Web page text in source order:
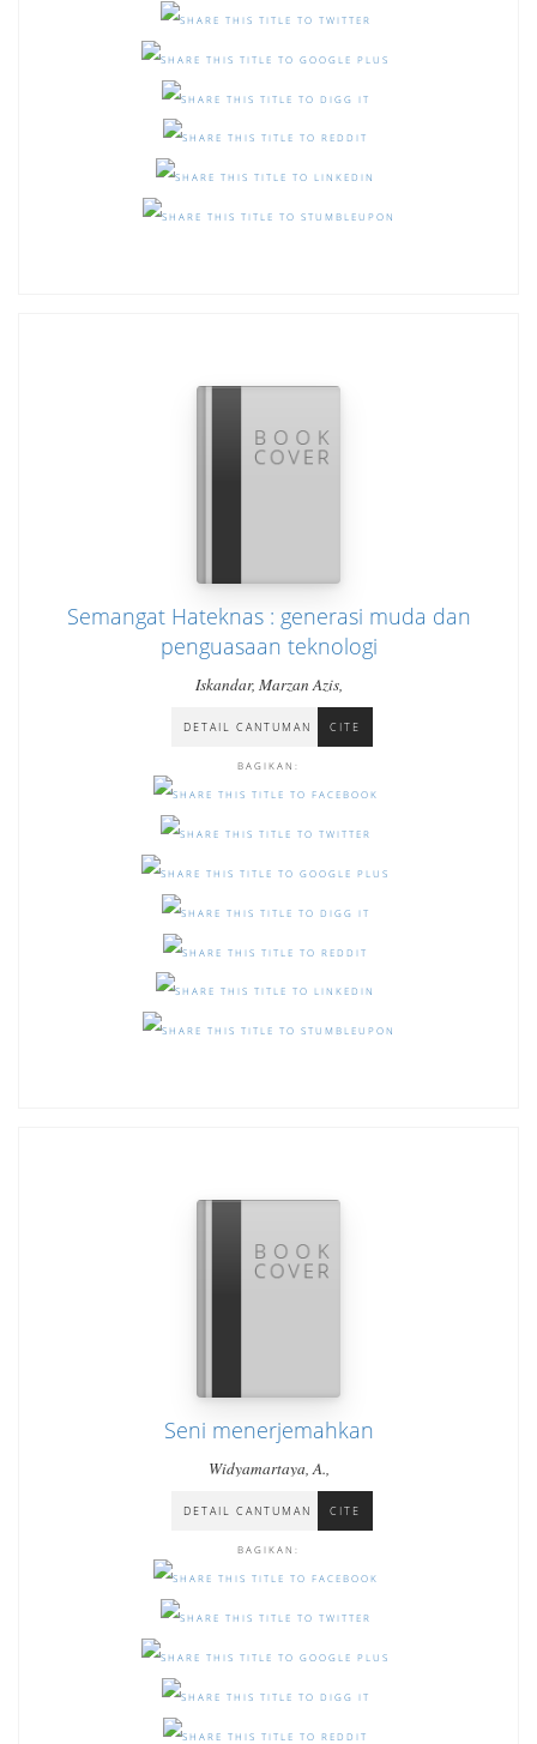
Semangat Hateknas : generasi muda dan
penguasaan teknologi
Iskandar, Marzan Azis,
DETAIL CANTUMAN CITE
BAGIKAN:
Seni menerjemahkan
Widyamartaya, A.,
DETAIL CANTUMAN CITE
BAGIKAN: